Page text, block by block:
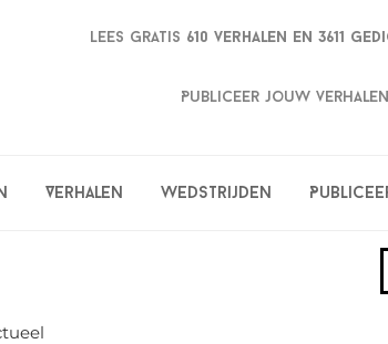
Lees gratis 610 verhalen en 3611
Publiceer jouw
Verhalen Wedstrijden